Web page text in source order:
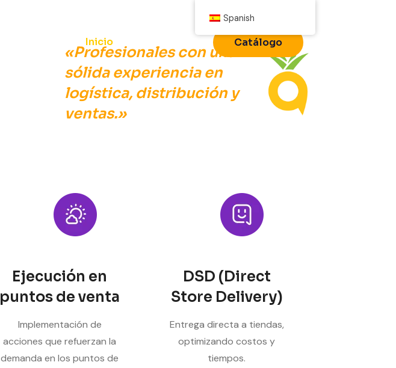
Inicio Catálogo
«Profesionales con una
sólida experiencia en
logística, distribución y
ventas.»
Ejecución en
puntos de venta
Implementación de
acciones que refuerzan la
demanda en los puntos de
DSD (Direct
Store Delivery)
Entrega directa a tiendas,
optimizando costos y
tiempos.
Spanish